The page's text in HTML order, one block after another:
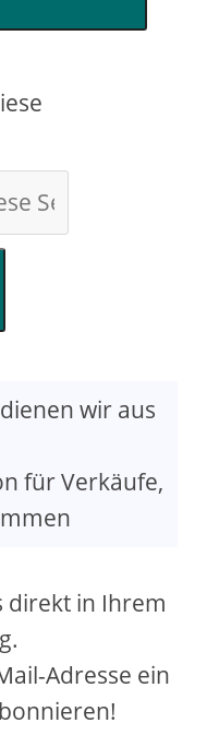
wir aus
für Verkäufe,
direkt in Ihrem
Adresse ein